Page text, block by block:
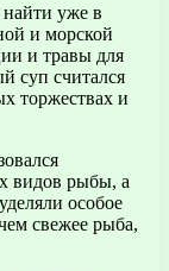
уже в
и морской
и травы для
суп считался
торжествах и
видов рыбы, а
особое
свежее рыба,